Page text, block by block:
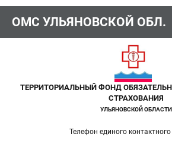
ОМС УЛЬЯНОВСКОЙ ОБЛ.
ТЕРРИТОРИАЛЬНЫЙ ФОНД
СТРАХОВАНИЯ
УЛЬЯНОВСКОЙ ОБЛАСТИ
Телефон единого